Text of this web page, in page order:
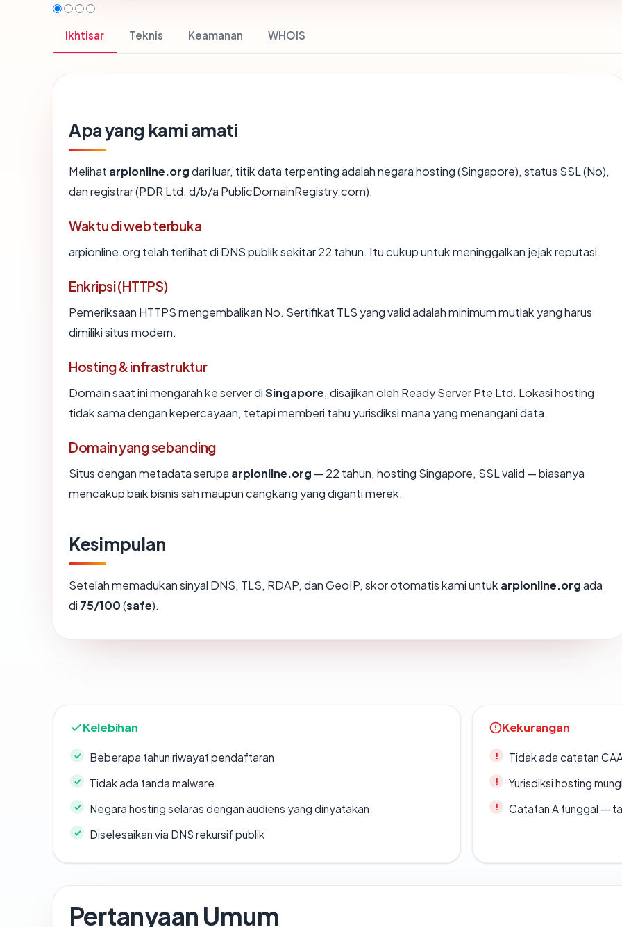
Ikhtisar Teknis Keamanan WHOIS
Apa yang kami amati
Melihat arpionline.orgdari luar, titik data terpenting adalah negara hosting (Singapore), status SSL (No),
dan registrar (PDR Ltd. d/b/a PublicDomainRegistry.com).
Waktu di web terbuka
arpionline.org telah terlihat di DNS publik sekitar 22 tahun. Itu cukup untuk meninggalkan jejak reputasi.
Enkripsi (HTTPS)
Pemeriksaan HTTPS mengembalikan No. Sertifikat TLS yang valid adalah minimum mutlak yang harus
dimiliki situs modern.
Hosting & infrastruktur
Domain saat ini mengarah ke server diSingapore, disajikan oleh Ready Server Pte Ltd. Lokasi hosting
tidak sama dengan kepercayaan, tetapi memberi tahu yurisdiksi mana yang menangani data.
Domain yang sebanding
Situs dengan metadata serupa arpionline.org — 22 tahun, hosting Singapore, SSL valid — biasanya
mencakup baik bisnis sah maupun cangkang yang diganti merek.
Kesimpulan
Setelah memadukan sinyal DNS, TLS, RDAP, dan GeoIP, skor otomatis kami untuk arpionline.orgada
di 75/100(safe).
Kelebihan
Beberapa tahun riwayat pendaftaran
Tidak ada tanda malware
Negara hosting selaras dengan audiens yang dinyatakan
Diselesaikan via DNS rekursif publik
Kekurangan
Tidak ada catatan
Yurisdiksi hosting
Catatan A tunggal —
Pertanyaan Umum